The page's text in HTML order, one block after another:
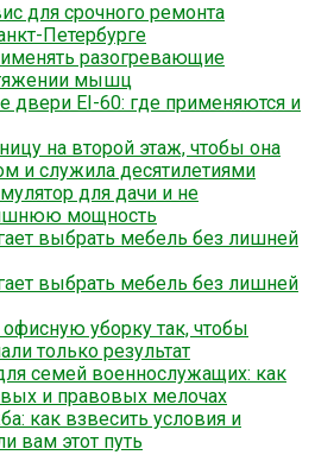
для срочного ремонта
Петербурге
разогревающие
мышц
двери EI-60: где применяются и
на второй этаж, чтобы она
и служила десятилетиями
для дачи и не
мощность
выбрать мебель без лишней
выбрать мебель без лишней
офисную уборку так, чтобы
только результат
семей военнослужащих: как
и правовых мелочах
как взвесить условия и
вам этот путь